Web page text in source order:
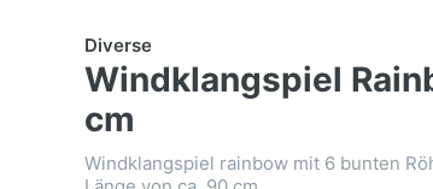
Diverse
Windklangspiel
cm
Windklangspiel rainbow mit 6 bunten